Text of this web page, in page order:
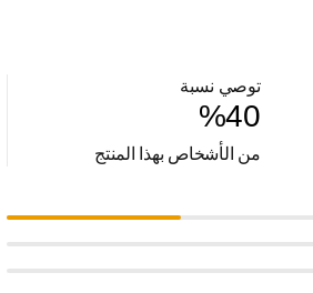
توصي نسبة
%40
من الأشخاص بهذا المنتج